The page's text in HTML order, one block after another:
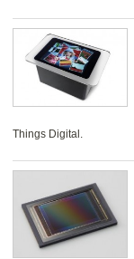
Things Digital.